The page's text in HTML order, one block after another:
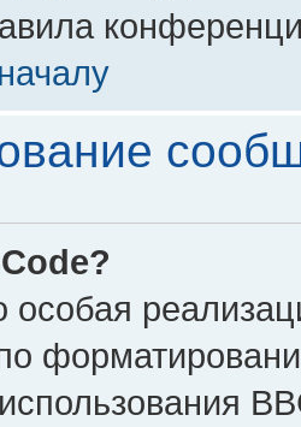
особая